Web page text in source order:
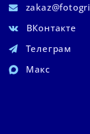
ВКонтакте
Телеграм
Макс